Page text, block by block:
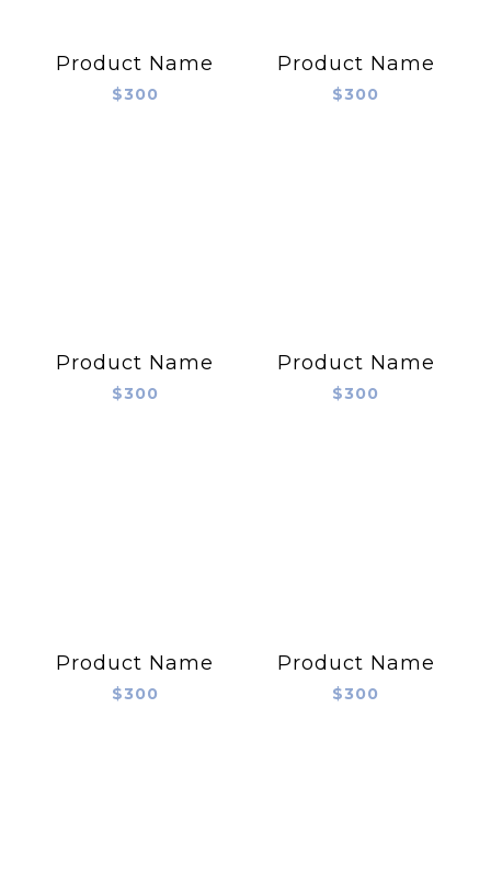
Product Name
$300
Product Name
$300
Product Name
$300
Product Name
$300
Product Name
$300
Product Name
$300